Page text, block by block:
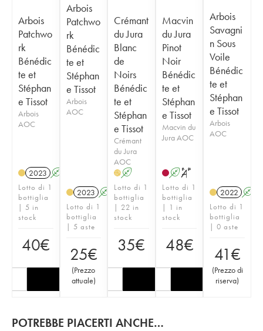
Arbois
Patchwo
rk
Bénédic
te et
Stéphan
e Tissot
Arbois
AOC
2023 A
Lotto di 1
bottiglia
| 5 in
stock
40€
Arbois
Patchwo
rk
Bénédic
te et
Stéphan
e Tissot
Arbois
AOC
2023 A S
Lotto di 1
bottiglia
| 5 aste
25€
(Prezzo
attuale)
Crémant
du Jura
Blanc
de
Noirs
Bénédic
te et
Stéphan
e Tissot
Crémant
du Jura
AOC
H A
Lotto di 1
bottiglia
| 22 in
stock
35€
Macvin
du Jura
Pinot
Noir
Bénédic
te et
Stéphan
e Tissot
Macvin du
Jura AOC
A S
Lotto di 1
bottiglia
| 1 in
stock
48€
Arbois
Savagni
n Sous
Voile
Bénédic
te et
Stéphan
e Tissot
Arbois
AOC
2022 A
Lotto di 1
bottiglia
| 0 aste
41€
(Prezzo di
riserva)
POTREBBE PIACERTI ANCHE…